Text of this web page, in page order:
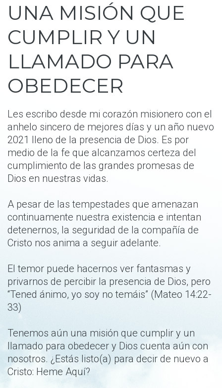
UNA MISIÓN QUE
CUMPLIR Y UN
LLAMADO PARA
OBEDECER
Les escribo desde mi corazón misionero con el
anhelo sincero de mejores días y un año nuevo
2021 lleno de la presencia de Dios. Es por
medio de la fe que alcanzamos certeza del
cumplimiento de las grandes promesas de
Dios en nuestras vidas.
A pesar de las tempestades que amenazan
continuamente nuestra existencia e intentan
detenernos, la seguridad de la compañía de
Cristo nos anima a seguir adelante.
El temor puede hacernos ver fantasmas y
privarnos de percibir la presencia de Dios, pero
“Tened ánimo, yo soy no temáis” (Mateo 14:22-
33)
Tenemos aún una misión que cumplir y un
llamado para obedecer y Dios cuenta aún con
nosotros. ¿Estás listo(a) para decir de nuevo a
Cristo: Heme Aquí?